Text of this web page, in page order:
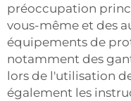
préoccupation
vous-même et des
équipements de
notamment des
lors de l'utilisation
également les